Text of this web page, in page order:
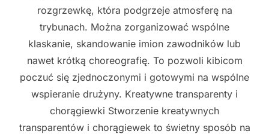
rozgrzewkę, która podgrzeje atmosferę na
trybunach. Można zorganizować wspólne
klaskanie, skandowanie imion zawodników lub
nawet krótką choreografię. To pozwoli kibicom
poczuć się zjednoczonymi i gotowymi na wspólne
wspieranie drużyny. Kreatywne transparenty i
chorągiewki Stworzenie kreatywnych
transparentów i chorągiewek to świetny sposób na